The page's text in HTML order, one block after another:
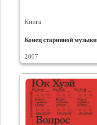
Книга
Конец старинной музыки
2007